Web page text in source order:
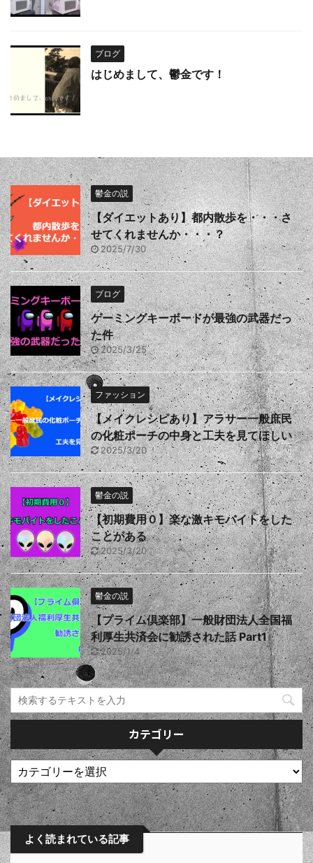
ブログ
はじめまして、鬱金です！
鬱金の説
【ダイエットあり】都内散歩を・・・さ
せてくれませんか・・・？
2025/7/30
ブログ
ゲーミングキーボードが最強の武器だっ
た件
2025/3/25
ファッション
【メイクレシピあり】アラサー一般庶民
の化粧ポーチの中身と工夫を見てほしい
2025/3/20
鬱金の説
【初期費用０】楽な激キモバイトをした
ことがある
2025/3/20
鬱金の説
【プライム倶楽部】一般財団法人全国福
利厚生共済会に勧誘された話 Part1
2025/1/4
カテゴリー
よく読まれている記事